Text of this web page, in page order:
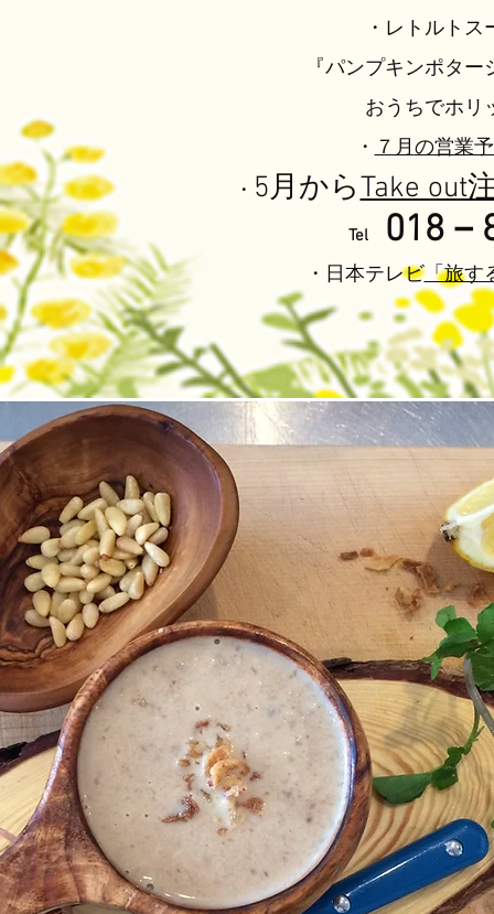
・レトルト
『パンプキンポター
おうちでホ
・ ７月の営業
・ 5月からTake out
Tel 018－
・日本テレビ「旅す